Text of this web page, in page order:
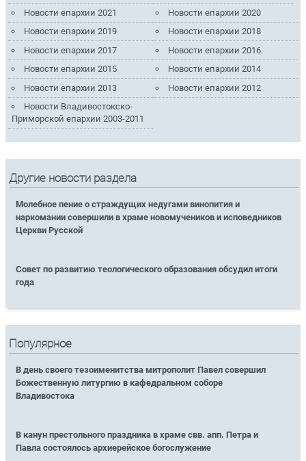
Новости епархии 2021
Новости епархии 2020
Новости епархии 2019
Новости епархии 2018
Новости епархии 2017
Новости епархии 2016
Новости епархии 2015
Новости епархии 2014
Новости епархии 2013
Новости епархии 2012
Новости Владивостокско-
Приморской епархии 2003-2011
Другие новости раздела
Молебное пение о страждущих недугами винопития и
наркомании совершили в храме новомучеников и исповедников
Церкви Русской
Совет по развитию теологического образования обсудил итоги
года
Популярное
В день своего тезоименитства митрополит Павел совершил
Божественную литургию в кафедральном соборе
Владивостока
В канун престольного праздника в храме свв. апп. Петра и
Павла состоялось архиерейское богослужение